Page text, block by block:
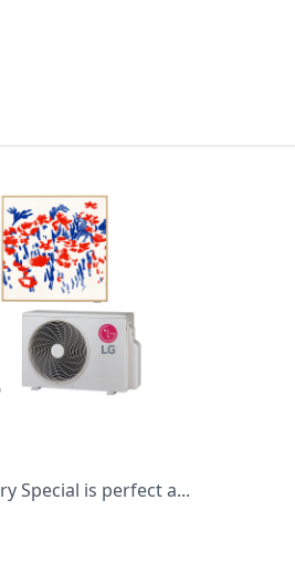
Special is perfect a...